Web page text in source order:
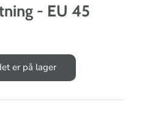
- EU 45
er på lager